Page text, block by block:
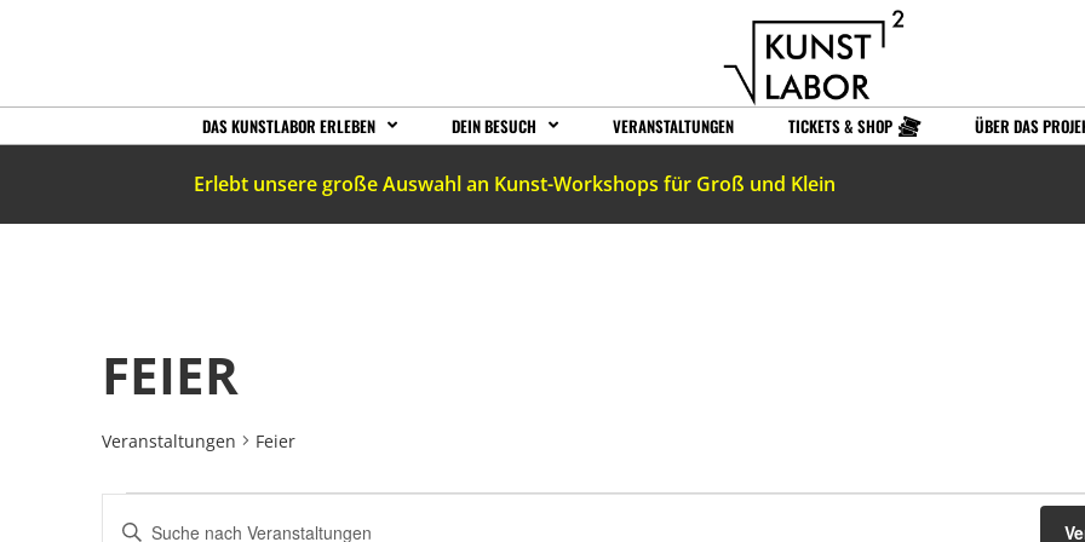
DAS KUNSTLABOR ERLEBEN DEIN BESUCH VERANSTALTUNGEN TICKETS & SHOP ÜBER DAS
Erlebt unsere große Auswahl an Kunst-Workshops für Groß und Klein
FEIER
Veranstaltungen Feier
VERANSTALTUNGEN
Bitte
Schlüsselwort